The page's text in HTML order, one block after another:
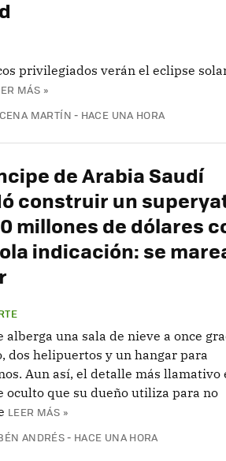
privilegiados verán el eclipse
MÁS »
MARTÍN HACE UNA HORA
de Arabia Saudí
construir un
millones de dólares
indicación: se
alberga una sala de nieve a once
dos helipuertos y un hangar para
Aun así, el detalle más llamativo
oculto que su dueño utiliza para no
LEER MÁS »
ANDRÉS HACE UNA HORA